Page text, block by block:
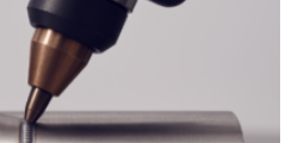
Bauteile. Die ebenfalls neue
dient dazu, die Software
– Zur Messe FACHPACK
in Nürnberg…